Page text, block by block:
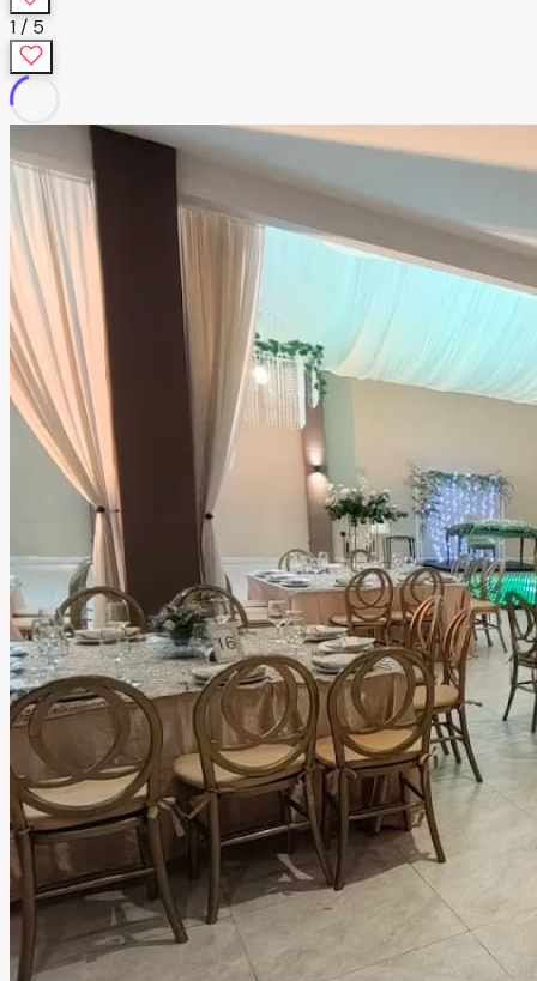
1 / 5
Anlar Salón De Eventos
León, Guanajuato Salón
Información
El lugar perfecto para tu evento. Anlar ofrece un espacio
ideal para celebrar momentos únicos con estilo,
comodidad y atención en cada detalle.
Tipos de eventos